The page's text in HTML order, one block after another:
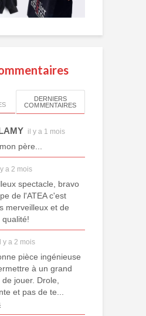
DERNIERS
COMMENTAIRES
il y a 1 mois
père...
a 2 mois
spectacle, bravo
de l'ATEA c'est
merveilleux et de
y a 2 mois
pièce ingénieuse
à un grand
jouer. Drole,
et pas de te...